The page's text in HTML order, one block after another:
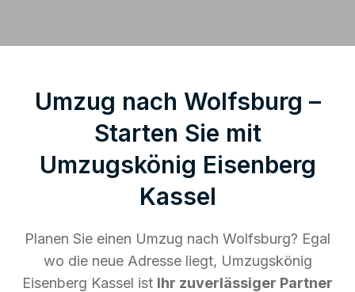
Umzug nach Wolfsburg –
Starten Sie mit
Umzugskönig Eisenberg
Kassel
Planen Sie einen Umzug nach Wolfsburg? Egal
wo die neue Adresse liegt, Umzugskönig
Eisenberg Kassel ist Ihr zuverlässiger Partner